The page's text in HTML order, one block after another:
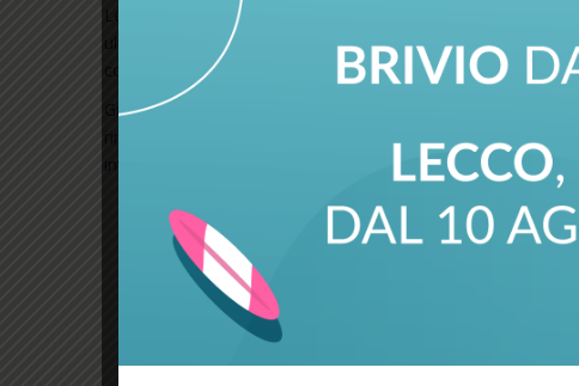
Le Autoscuole Marco Buratti offrono corsi con insegnanti
ultima generazione, in grado di essere adoperati anche da
conoscono bene la lingua italiana.
Grazie alla capillarità del nostro network siamo in grado di